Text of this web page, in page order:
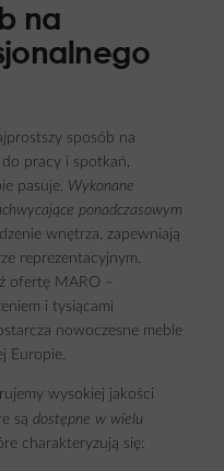
na
sposób na
pracy i spotkań,
pasuje. Wykonane
ponadczasowym
wnętrza, zapewniają
reprezentacyjnym.
ofertę MARO –
i tysiącami
nowoczesne meble
Europie.
wysokiej jakości
są dostępne w wielu
charakteryzują się: